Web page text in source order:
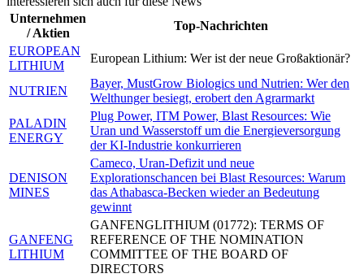
Unternehmen
/ Aktien
Top-Nachrichten
EUROPEAN
LITHIUM
European Lithium: Wer ist der neue Großaktionär?
NUTRIEN
Bayer, MustGrow Biologics und Nutrien: Wer den
Welthunger besiegt, erobert den Agrarmarkt
PALADIN
ENERGY
Plug Power, ITM Power, Blast Resources: Wie
Uran und Wasserstoff um die Energieversorgung
der KI-Industrie konkurrieren
DENISON
MINES
Cameco, Uran-Defizit und neue
Explorationschancen bei Blast Resources: Warum
das Athabasca-Becken wieder an Bedeutung
gewinnt
GANFENG
LITHIUM
GANFENGLITHIUM (01772): TERMS OF
REFERENCE OF THE NOMINATION
COMMITTEE OF THE BOARD OF
DIRECTORS